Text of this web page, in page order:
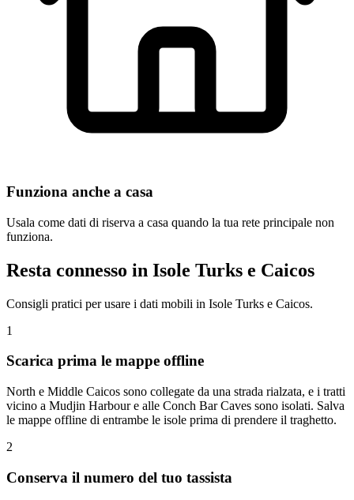
Funziona anche a casa
Usala come dati di riserva a casa quando la tua rete principale non
funziona.
Resta connesso in Isole Turks e Caicos
Consigli pratici per usare i dati mobili in Isole Turks e Caicos.
1
Scarica prima le mappe offline
North e Middle Caicos sono collegate da una strada rialzata, e i tratti
vicino a Mudjin Harbour e alle Conch Bar Caves sono isolati. Salva
le mappe offline di entrambe le isole prima di prendere il traghetto.
2
Conserva il numero del tuo tassista